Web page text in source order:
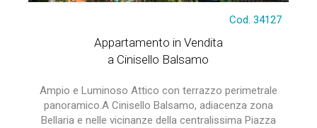
Cod. 34127
Appartamento in Vendita
a Cinisello Balsamo
Ampio e Luminoso Attico con terrazzo perimetrale
panoramico.A Cinisello Balsamo, adiacenza zona
Bellaria e nelle vicinanze della centralissima Piazza